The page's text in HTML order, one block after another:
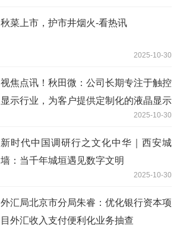
秋菜上市，护市井烟火-看热讯
2025-10-30
视焦点讯！秋田微：公司长期专注于触控
显示行业，为客户提供定制化的液晶显示
2025-10-30
新时代中国调研行之文化中华｜西安城
墙：当千年城垣遇见数字文明
2025-10-30
外汇局北京市分局朱睿：优化银行资本项
目外汇收入支付便利化业务抽查